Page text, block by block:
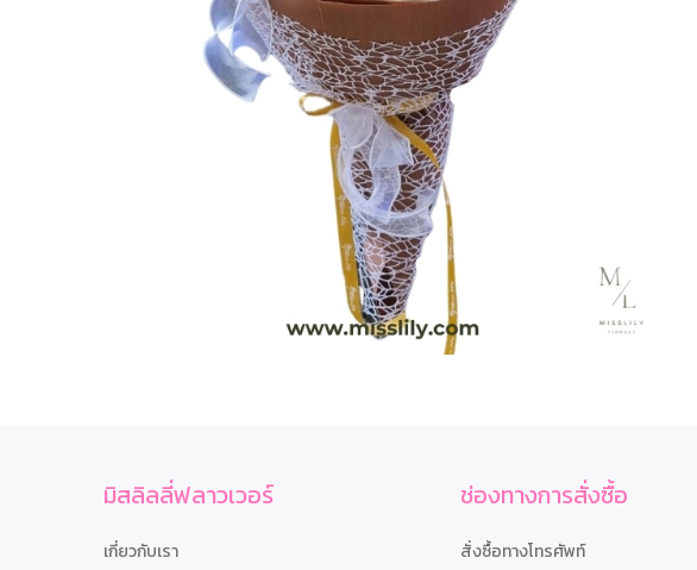
มิสลิลลี่ฟลาวเวอร์
เกี่ยวกับเรา
ช่องทางการสั่งซื้อ
สั่งซื้อทางโทรศัพท์